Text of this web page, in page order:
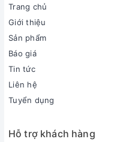
Trang chủ
Giới thiệu
Sản phẩm
Báo giá
Tin tức
Liên hệ
Tuyển dụng
Hỗ trợ khách hàng